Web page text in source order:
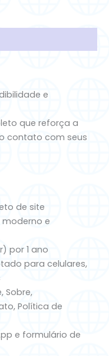
e
que reforça a
contato com seus
de site
e
por 1 ano
para celulares,
Sobre,
Política de
e formulário de